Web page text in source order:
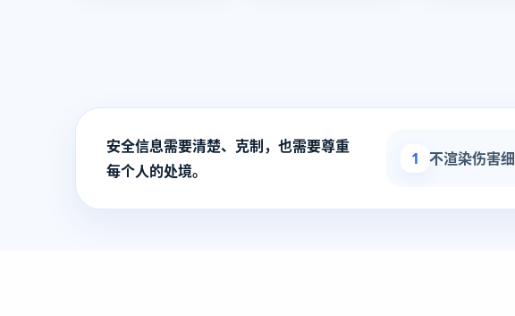
安全信息需要清楚、克制，也需要尊重
每个人的处境。
1 不渲染伤害